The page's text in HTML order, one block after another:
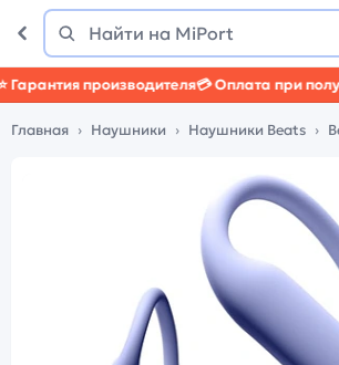
Поиск
Найти
производителя💳 Оплата при
Главная Наушники Наушники Beats